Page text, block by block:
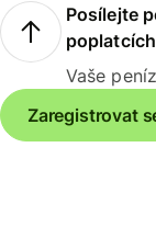
Posílejte
poplatcích
Vaše
Zaregistrovat